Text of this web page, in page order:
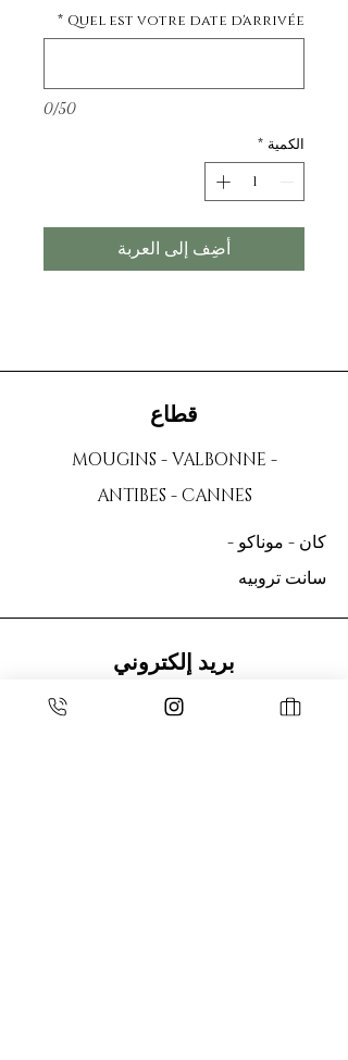
Quel est votre date d'arrivée
*
0/50
الكمية *
أضِف إلى العربة
قطاع
MOUGINS - VALBONNE -
ANTIBES - CANNES
كان - موناكو -
سانت تروبيه
بريد إلكتروني
sielespierresblanches@gmail.com